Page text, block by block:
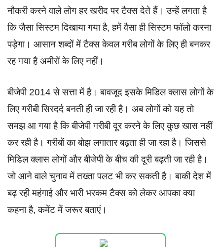
नौकरी करने वाले लोग हर खरीद पर टैक्स देते हैं। उन्हें लगता है
कि जैसा सिस्टम दिखाया गया है, हमें वैसा ही सिस्टम फॉलो करना
पड़ेगा। आसान शब्दों में टैक्स केवल गरीब लोगों के लिए ही बनकर
रह गया है अमीरों के लिए नहीं।
बीजेपी 2014 से सत्ता में है। बावजूद इसके मिडिल क्लास लोगों के
लिए गरीबी सिरदर्द बनती ही जा रही है। अब लोगों को यह तो
समझ आ गया है कि बीजेपी गरीबी दूर करने के लिए कुछ खास नहीं
कर रही है। गरीबों का बोझ लगातार बढ़ता ही जा रहा है। जिससे
मिडिल क्लास लोगों और बीजेपी के बीच की दूरी बढ़ती जा रही है।
जो आने वाले चुनाव में तख्ता पलट भी कर सकती है। बाकी देश में
बढ़ रही महंगाई और भारी भरकम टैक्स को लेकर आपका क्या
कहना है, कमेंट में जरूर बताएं।